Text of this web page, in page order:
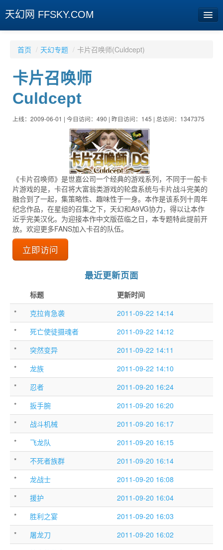
天幻网 FFSKY.COM
周边
旧版临时
[登陆] [注册]
首页 / 天幻专题 / 卡片召唤师(Culdcept)
卡片召唤师
Culdcept
上线：2009-06-01 | 今日访问：490 | 昨日访问：145 | 总访问：1347375
《卡片召唤师》是世嘉公司一个经典的游戏系列，不同于一般卡
片游戏的是，卡召将大富翁类游戏的轮盘系统与卡片战斗完美的
融合到了一起，集策略性、趣味性于一身。本作是该系列十周年
纪念作品，在星组的召集之下，天幻和A9VG协力，得以让本作
近乎完美汉化。为迎接本作中文版莅临之日，本专题特此提前开
放。欢迎更多FANS加入卡召的队伍。
立即访问
最近更新页面
标题
更新时间
*
克拉肯急袭
2011-09-22 14:14
*
死亡使徒摄魂者
2011-09-22 14:12
*
突然变异
2011-09-22 14:11
*
龙族
2011-09-22 14:10
*
忍者
2011-09-20 16:24
*
扳手腕
2011-09-20 16:20
*
战斗机械
2011-09-20 16:17
*
飞龙队
2011-09-20 16:15
*
不死者族群
2011-09-20 16:14
*
龙战士
2011-09-20 16:08
*
援护
2011-09-20 16:04
*
胜利之宴
2011-09-20 16:03
*
屠龙刀
2011-09-20 16:02